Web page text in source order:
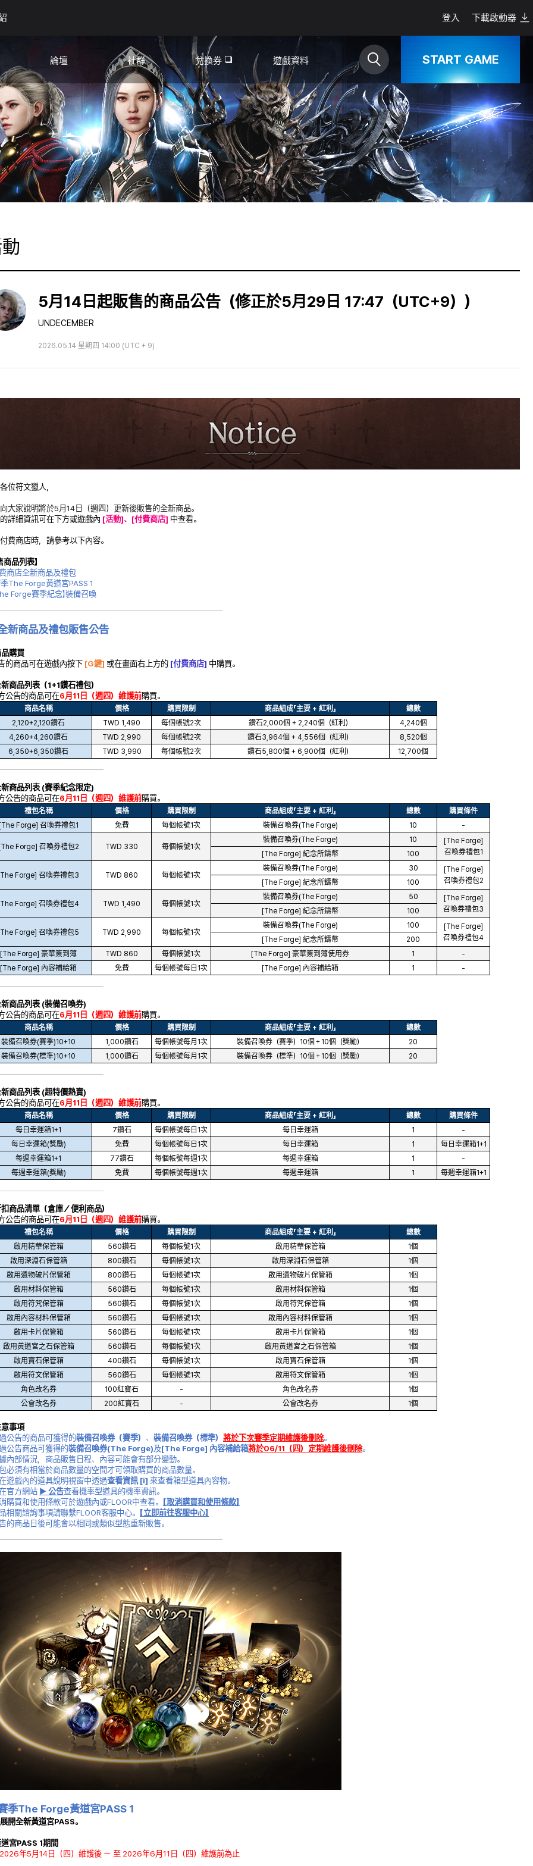
登入 下載啟動器
論壇
討論區
社群
YouTube❏
Discord❏
兌換券 遊戲資料
下載
START GAME
5月14日起販售的商品公告（修正於5月29日 17:47（UTC+9））
UNDECEMBER
2026.05.14 星期四 14:00 (UTC + 9)
位符文獵人，
大家說明將於5月14日（週四）更新後販售的全新商品。
詳細資訊可在下方或遊戲內 [活動]、[付費商店] 中查看。
費商店時，請參考以下內容。
商品列表】
商店全新商品及禮包
The Forge黃道宮PASS 1
Forge賽季紀念】裝備召喚
新商品及禮包販售公告
購買
的商品可在遊戲內按下 [G鍵] 或在畫面右上方的 [付費商店] 中購買。
商品列表（1+1鑽石禮包）
公告的商品可在6月11日（週四）維護前購買。
商品名稱 價格 購買限制 商品組成「主要 + 紅利」
總數
2,120+2,120鑽石
TWD 1,490 每個帳號2次 鑽石2,000個 + 2,240個（紅利）
4,240個
4,260+4,260鑽石
TWD 2,990 每個帳號2次 鑽石3,964個 + 4,556個（紅利）
8,520個
6,350+6,350鑽石
TWD 3,990 每個帳號2次 鑽石5,800個 + 6,900個（紅利） 12,700個
商品列表 (賽季紀念限定)
公告的商品可在6月11日（週四）維護前購買。
禮包名稱 價格 購買限制 商品組成「主要 + 紅利」 總數
購買條件
Forge] 召喚券禮包1
免費 每個帳號1次 裝備召喚券(The Forge) 10 -
Forge] 召喚券禮包2 TWD 330 每個帳號1次
裝備召喚券(The Forge) 10
[The Forge]
召喚券禮包1
[The Forge] 紀念所鑄幣 100
Forge] 召喚券禮包3 TWD 860 每個帳號1次
裝備召喚券(The Forge) 30
[The Forge]
召喚券禮包2
[The Forge] 紀念所鑄幣 100
Forge] 召喚券禮包4 TWD 1,490 每個帳號1次
裝備召喚券(The Forge) 50
[The Forge]
召喚券禮包3
[The Forge] 紀念所鑄幣 100
Forge] 召喚券禮包5 TWD 2,990 每個帳號1次
裝備召喚券(The Forge) 100
[The Forge]
召喚券禮包4
[The Forge] 紀念所鑄幣
200
[The Forge] 豪華簽到簿
TWD 860 每個帳號1次 [The Forge] 豪華簽到簿使用券 1
-
[The Forge] 內容補給箱
免費 每個帳號每日1次 [The Forge] 內容補給箱 1 -
商品列表 (裝備召喚券)
公告的商品可在6月11日（週四）維護前購買。
商品名稱 價格 購買限制 商品組成「主要 + 紅利」
總數
裝備召喚券(賽季)10+10
1,000鑽石 每個帳號每月1次 裝備召喚券（賽季）10個＋10個（獎勵）
20
裝備召喚券(標準)10+10
1,000鑽石 每個帳號每月1次 裝備召喚券（標準）10個＋10個（獎勵） 20
商品列表 (超特價熱賣)
公告的商品可在6月11日（週四）維護前購買。
商品名稱 價格 購買限制 商品組成「主要 + 紅利」 總數
購買條件
每日幸運箱1+1
7鑽石 每個帳號每日1次 每日幸運箱 1
-
每日幸運箱(獎勵)
免費 每個帳號每日1次 每日幸運箱 1
每日幸運箱1+1
每週幸運箱1+1
77鑽石 每個帳號每週1次 每週幸運箱 1
-
每週幸運箱(獎勵)
免費 每個帳號每週1次 每週幸運箱 1 每週幸運箱1+1
商品清單（倉庫／便利商品）
公告的商品可在6月11日（週四）維護前購買。
禮包名稱 價格 購買限制 商品組成「主要 + 紅利」
總數
啟用精華保管箱
560鑽石 每個帳號1次 啟用精華保管箱
1個
啟用深淵石保管箱
800鑽石 每個帳號1次 啟用深淵石保管箱
1個
啟用遺物破片保管箱
800鑽石 每個帳號1次 啟用遺物破片保管箱
1個
啟用材料保管箱
560鑽石 每個帳號1次 啟用材料保管箱
1個
啟用符咒保管箱
560鑽石 每個帳號1次 啟用符咒保管箱
1個
啟用內容材料保管箱
560鑽石 每個帳號1次 啟用內容材料保管箱
1個
啟用卡片保管箱
560鑽石 每個帳號1次 啟用卡片保管箱
1個
啟用黃道宮之石保管箱
560鑽石 每個帳號1次 啟用黃道宮之石保管箱
1個
啟用寶石保管箱
400鑽石 每個帳號1次 啟用寶石保管箱
1個
啟用符文保管箱
560鑽石 每個帳號1次 啟用符文保管箱
1個
角色改名券
100紅寶石 - 角色改名券
1個
公會改名券
200紅寶石 - 公會改名券 1個
事項
公告的商品可獲得的裝備召喚券（賽季） 、 裝備召喚券（標準） 將於下次賽季定期維護後刪除。
公告商品可獲得的裝備召喚券(The Forge)及[The Forge] 內容補給箱將於06/11（四）定期維護後刪除。
內部情況，商品販售日程、內容可能會有部分變動。
必須有相當於商品數量的空間才可領取購買的商品數量。
遊戲內的道具說明視窗中透過查看資訊 [i] 來查看箱型道具內容物。
官方網站 ▶ 公告查看機率型道具的機率資訊。
購買和使用條款可於遊戲內或FLOOR中查看。
【取消購買和使用條款】
相關諮詢事項請聯繫FLOOR客服中心。
【立即前往客服中心】
的商品日後可能會以相同或類似型態重新販售。
季The Forge黃道宮PASS 1
開全新黃道宮PASS。
宮PASS 1期間
年5月14日（四）維護後 ～ 至 2026年6月11日（四）維護前為止